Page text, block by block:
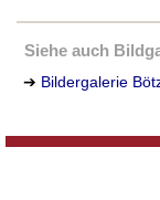
Siehe auch
➔ Bildergalerie